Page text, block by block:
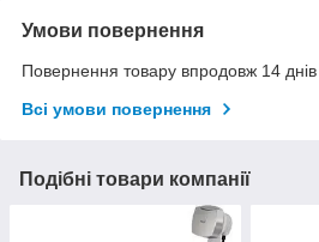
Умови повернення
Повернення товару впродовж 14
Всі умови повернення
Подібні товари компанії